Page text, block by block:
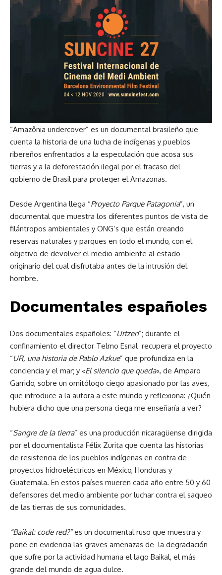
“Amazônia undercover” es un documental brasileño que
cuenta la historia de una lucha de indígenas y pueblos
ribereños enfrentados a la especulación que acosa sus
tierras y a la deforestación ilegal por el fracaso del
gobierno de Brasil para proteger el Amazonas.
Desde Argentina llega “Proyecto Parque Patagonia”, un
documental que muestra los diferentes puntos de vista de
filántropos ambientales y ONG’s que están creando
reservas naturales y parques en todo el mundo, con el
objetivo de devolver el medio ambiente al estado
originario del cual disfrutaba antes de la intrusión del
hombre.
Documentales españoles
Dos documentales españoles: “Urtzen”; durante el
confinamiento el director Telmo Esnal recupera el proyecto
“UR, una historia de Pablo Azkue” que profundiza en la
conciencia y el mar; y «El silencio que queda«, de Amparo
Garrido, sobre un ornitólogo ciego apasionado por las aves,
que introduce a la autora a este mundo y reflexiona: ¿Quién
hubiera dicho que una persona ciega me enseñaría a ver?
“Sangre de la tierra” es una producción nicaragüense dirigida
por el documentalista Félix Zurita que cuenta las historias
de resistencia de los pueblos indígenas en contra de
proyectos hidroeléctricos en México, Honduras y
Guatemala. En estos países mueren cada año entre 50 y 60
defensores del medio ambiente por luchar contra el saqueo
de las tierras de sus comunidades.
“Baikal: code red?”es un documental ruso que muestra y
pone en evidencia las graves amenazas de la degradación
que sufre por la actividad humana el lago Baikal, el más
grande del mundo de agua dulce.